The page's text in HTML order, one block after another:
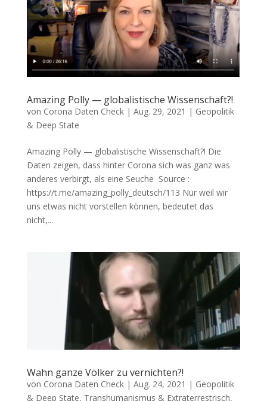
Amazing Polly — globalistische Wissenschaft?!
von Corona Daten Check| Aug. 29, 2021 | Geopolitik
& Deep State
Amazing Polly — globalistische Wissenschaft?! Die
Daten zei­gen, dass hin­ter Coro­na sich was ganz was
ande­res ver­birgt, als eine Seuche Source :
https://t.me/amazing_polly_deutsch/113 Nur weil wir
uns etwas nicht vor­stel­len kön­nen, bedeu­tet das
nicht,...
Wahn ganze Völker zu vernichten?!
von Corona Daten Check| Aug. 24, 2021 | Geopolitik
& Deep State, Transhumanismus & Extraterrestrisch,